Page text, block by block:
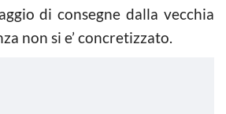
di consegne dalla vecchia
non si e’ concretizzato.